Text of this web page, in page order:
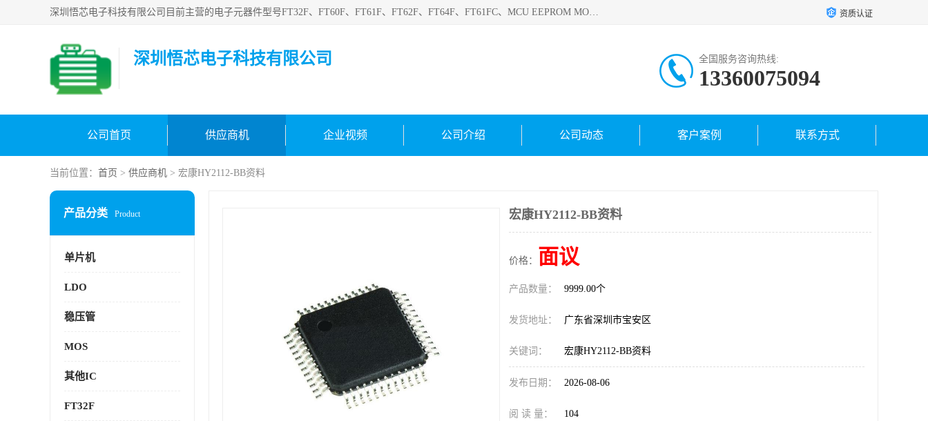
深圳悟芯电子科技有限公司目前主营的电子元器件型号FT32F、FT60F、FT61F、FT62F、FT64F、FT61FC、MCU EEPROM MOS LDO 稳压管 触摸IC DC-DC AC-DC 协议IC等，广泛应用于LED射灯、LED日光灯、等诸多领域。 资质认证
深圳悟芯电子科技有限公司 全国服务咨询热线:
13360075094
公司首页 供应商机 企业视频 公司介绍 公司动态 客户案例 联系方式
当前位置： 首页 > 供应商机 > 宏康HY2112-BB资料
产品分类 Product
单片机
LDO
稳压管
MOS
其他IC
FT32F
宏康HY2112-BB资料
价格： 面议
产品数量： 9999.00个
发货地址： 广东省深圳市宝安区
关键词： 宏康HY2112-BB资料
发布日期： 2026-08-06
阅 读 量： 104